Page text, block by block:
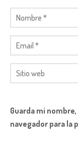
Guarda mi
navegador para la